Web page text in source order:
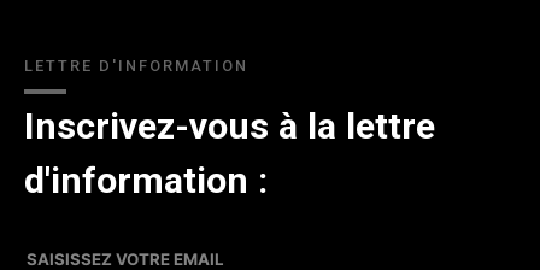
LETTRE D'INFORMATION
Inscrivez-vous à la lettre
d'information :